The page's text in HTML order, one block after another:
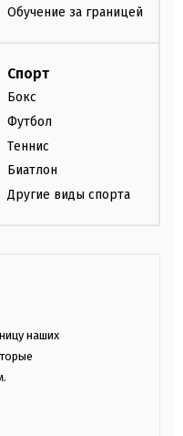
Обучение за границей
Спорт
Бокс
Футбол
Теннис
Биатлон
Другие виды спорта
наших